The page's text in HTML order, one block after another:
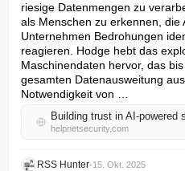
riesige Datenmengen zu
als Menschen zu erkennen,
Unternehmen Bedrohungen
reagieren. Hodge hebt das
Maschinendaten hervor, das
gesamten Datenausweitung
Notwendigkeit von …
helpnetsecurity.com
RSS Hunter•15. Okt. 2025